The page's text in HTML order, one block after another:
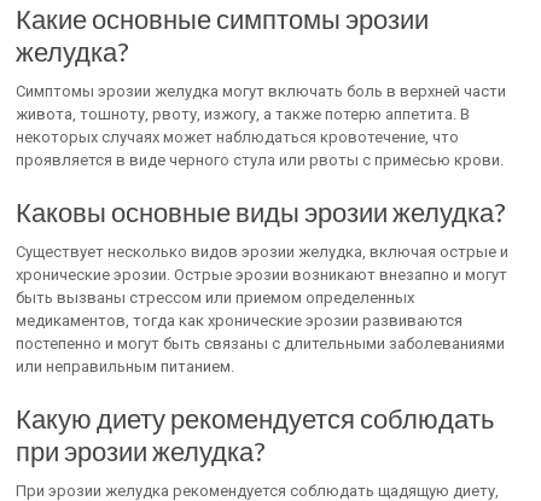
Какие основные симптомы эрозии
желудка?
Симптомы эрозии желудка могут включать боль в верхней части
живота, тошноту, рвоту, изжогу, а также потерю аппетита. В
некоторых случаях может наблюдаться кровотечение, что
проявляется в виде черного стула или рвоты с примесью крови.
Каковы основные виды эрозии желудка?
Существует несколько видов эрозии желудка, включая острые и
хронические эрозии. Острые эрозии возникают внезапно и могут
быть вызваны стрессом или приемом определенных
медикаментов, тогда как хронические эрозии развиваются
постепенно и могут быть связаны с длительными заболеваниями
или неправильным питанием.
Какую диету рекомендуется соблюдать
при эрозии желудка?
При эрозии желудка рекомендуется соблюдать щадящую диету,